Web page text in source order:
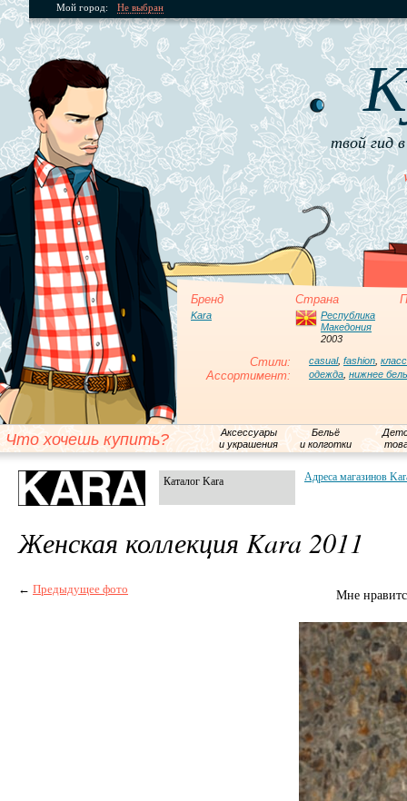
Мой город: Не выбран
твой гид
Бренд Страна
Kara
Республика
Македония
2003
Стили: casual, fashion
Ассортимент: одежда нижнее
Что хочешь купить?
Аксессуары
и украшения
Бельё
и колготки
Каталог Kara Адреса магазинов
Женская коллекция Kara 2011
← Предыдущее фото Мне